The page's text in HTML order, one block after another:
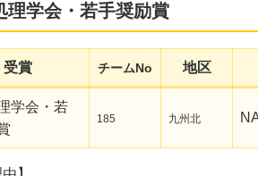
理学会・若手奨励賞
受賞 チームNo 地区
学会・若
185 九州北